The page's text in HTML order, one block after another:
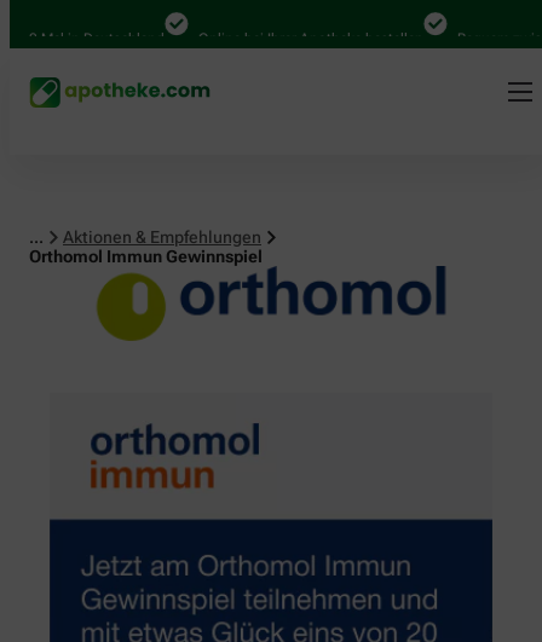
Mal in Deutschland Online bei Ihrer Apotheke bestellen Bequem
...
Aktionen & Empfehlungen
Orthomol Immun Gewinnspiel